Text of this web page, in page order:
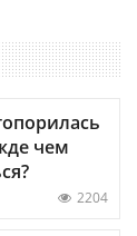
чем
2204